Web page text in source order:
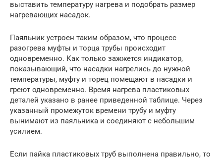
выставить температуру нагрева и подобрать размер
нагревающих насадок.
Паяльник устроен таким образом, что процесс
разогрева муфты и торца трубы происходит
одновременно. Как только зажжется индикатор,
показывающий, что насадки нагрелись до нужной
температуры, муфту и торец помещают в насадки и
греют одновременно. Время нагрева пластиковых
деталей указано в ранее приведенной таблице. Через
указанный промежуток времени трубу и муфту
вынимают из паяльника и соединяют с небольшим
усилием.
Если пайка пластиковых труб выполнена правильно, то